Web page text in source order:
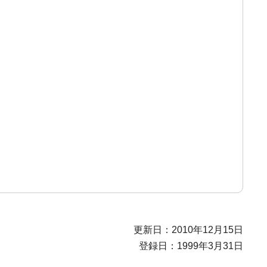
更新日：2010年12月15日
登録日：1999年3月31日